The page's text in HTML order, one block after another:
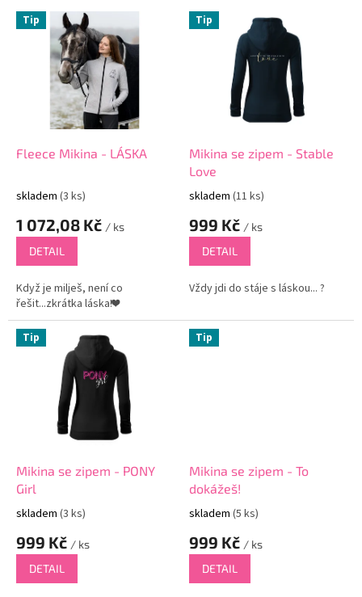
V Tip
Fleece Mikina - LÁSKA
skladem (3 ks)
1 072,08 Kč / ks
DETAIL
Když je milješ, není co
řešit...zkrátka láska!❤
Tip
Mikina se zipem - Stable
Love
skladem (11 ks)
999 Kč / ks
DETAIL
Vždy jdi do stáje s láskou... ?
Tip
Mikina se zipem - PONY
Girl
skladem (3 ks)
999 Kč / ks
DETAIL
Tip
Mikina se zipem - To
dokážeš!
skladem (5 ks)
999 Kč / ks
DETAIL